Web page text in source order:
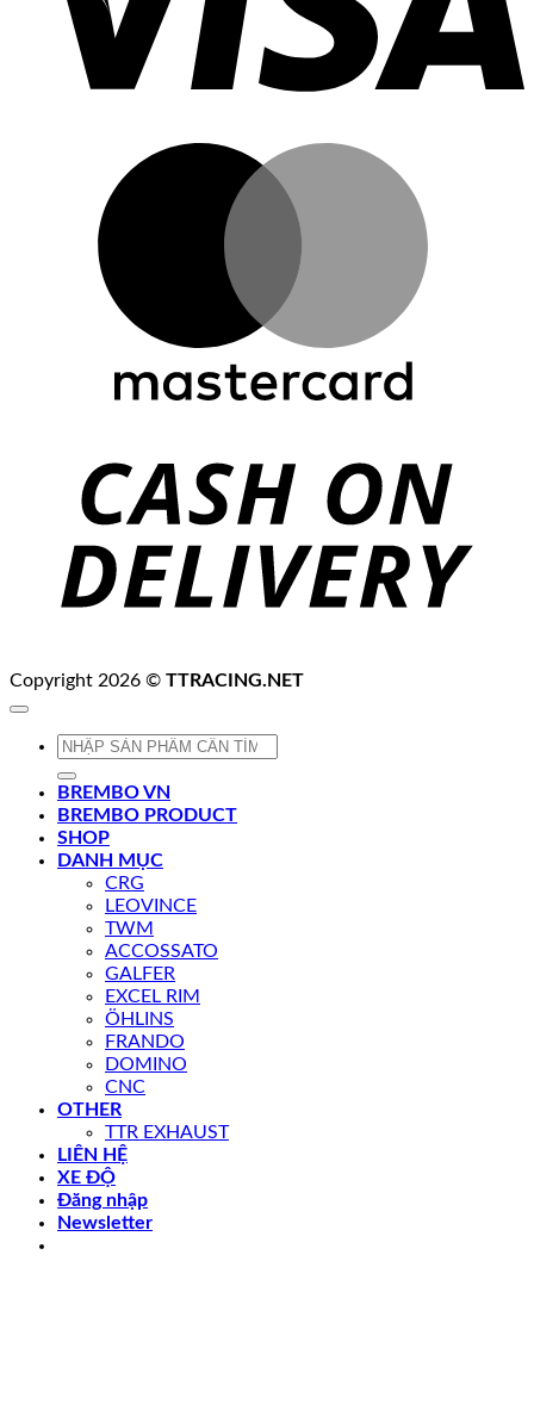
Copyright 2026 © TTRACING.NET
Tìm
BREMBO VN
BREMBO PRODUCT
SHOP
DANH MỤC
CRG
LEOVINCE
TWM
ACCOSSATO
GALFER
EXCEL RIM
ÖHLINS
FRANDO
DOMINO
CNC
OTHER
TTR EXHAUST
LIÊN HỆ
XE ĐỘ
Đăng nhập
Newsletter